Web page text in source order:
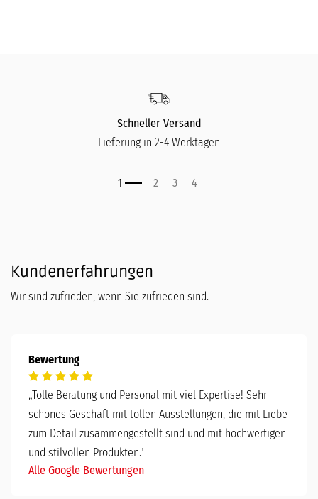
Schneller Versand
Lieferung in 2-4 Werktagen
Kundenerfahrungen
Wir sind zufrieden, wenn Sie zufrieden sind.
Bewertung
„Tolle Beratung und Personal mit viel Expertise! Sehr
schönes Geschäft mit tollen Ausstellungen, die mit Liebe
zum Detail zusammengestellt sind und mit hochwertigen
und stilvollen Produkten."
Alle Google Bewertungen